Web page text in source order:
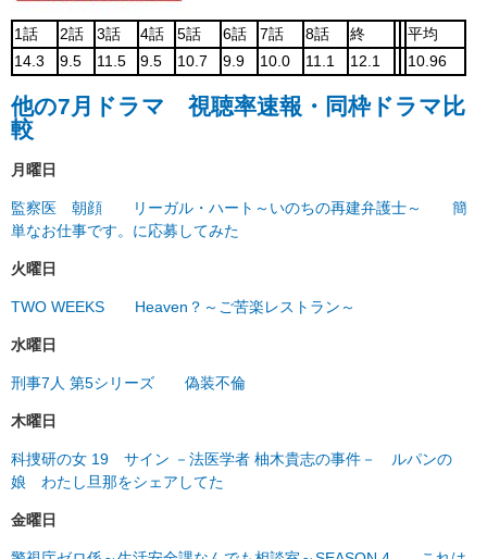
1話 2話 3話 4話 5話 6話 7話 8話 終
平均
14.3
9.5 11.5 9.5 10.7 9.9 10.0 11.1 12.1 10.96
他の7月ドラマ 視聴率速報・同枠ドラマ比
較
月曜日
監察医 朝顔 リーガル・ハート～いのちの再建弁護士～
簡
単なお仕事です。に応募してみた
火曜日
TWO WEEKS Heaven？～ご苦楽レストラン～
水曜日
刑事7人 第5シリーズ 偽装不倫
木曜日
科捜研の女 19 サイン －法医学者 柚木貴志の事件－
ルパンの
娘
わたし旦那をシェアしてた
金曜日